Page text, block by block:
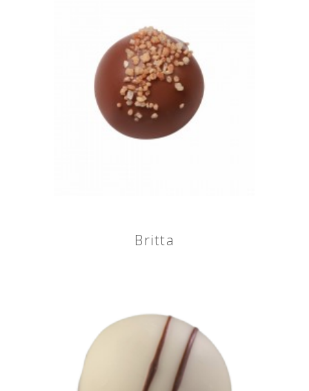
Britta